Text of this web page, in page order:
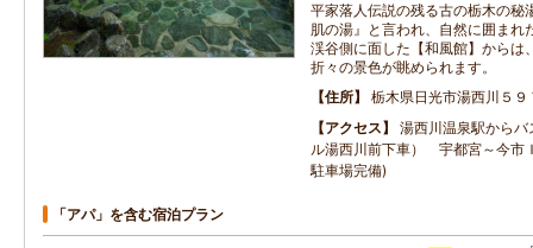
平家落人伝説の残る古の栃木の秘
肌の湯』と言われ、自然に囲まれ
渓谷側に面した【和風館】からは
折々の景色が眺められます。
住所
栃木県日光市湯西川５９
アクセス
湯西川温泉駅から
ル湯西川前下車） 宇都宮～今市
駐車場完備)
「アパ」を含む宿泊プラン